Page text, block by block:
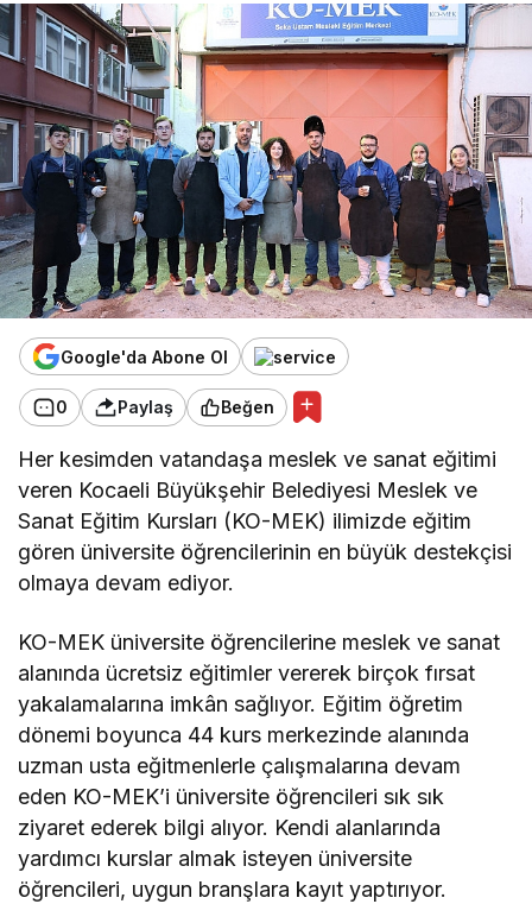
Google'da Abone Ol
0 Paylaş Beğen
Her kesimden vatandaşa meslek ve sanat eğitimi
veren Kocaeli Büyükşehir Belediyesi Meslek ve
Sanat Eğitim Kursları (KO-MEK) ilimizde eğitim
gören üniversite öğrencilerinin en büyük destekçisi
olmaya devam ediyor.
KO-MEK üniversite öğrencilerine meslek ve sanat
alanında ücretsiz eğitimler vererek birçok fırsat
yakalamalarına imkân sağlıyor. Eğitim öğretim
dönemi boyunca 44 kurs merkezinde alanında
uzman usta eğitmenlerle çalışmalarına devam
eden KO-MEK’i üniversite öğrencileri sık sık
ziyaret ederek bilgi alıyor. Kendi alanlarında
yardımcı kurslar almak isteyen üniversite
öğrencileri, uygun branşlara kayıt yaptırıyor.